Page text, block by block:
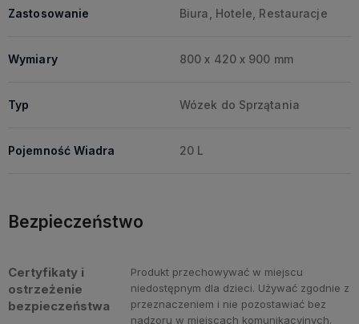
Zastosowanie Biura, Hotele, Restauracje
Wymiary 800 x 420 x 900 mm
Typ Wózek do Sprzątania
Pojemność Wiadra 20 L
Bezpieczeństwo
Certyfikaty i
ostrzeżenie
bezpieczeństwa
Produkt przechowywać w miejscu
niedostępnym dla dzieci. Używać zgodnie z
przeznaczeniem i nie pozostawiać bez
nadzoru w miejscach komunikacyjnych.